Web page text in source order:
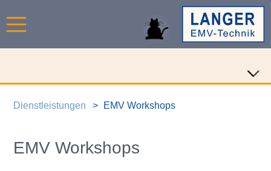
Dienstleistungen EMV Workshops
EMV Workshops